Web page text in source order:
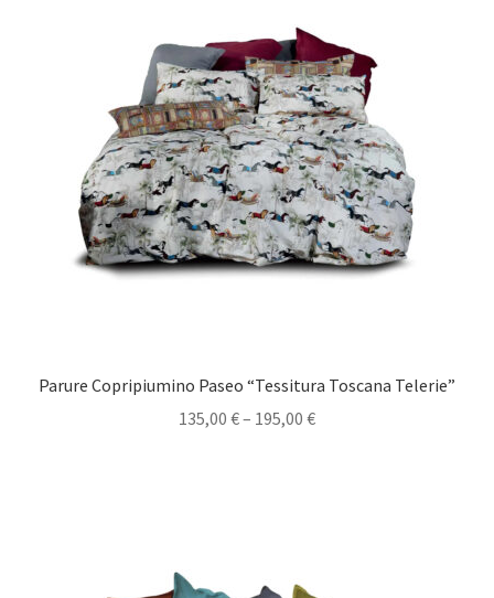
Parure Copripiumino Paseo “Tessitura Toscana Telerie”
135,00 €– 195,00 €